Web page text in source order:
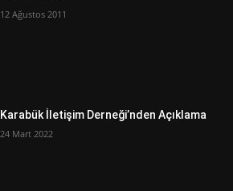
12 Ağustos 2011
Karabük İletişim Derneği’nden Açıklama
24 Mart 2022